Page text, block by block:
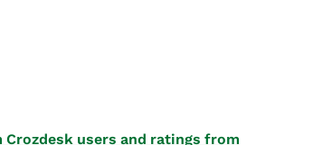
users and ratings from